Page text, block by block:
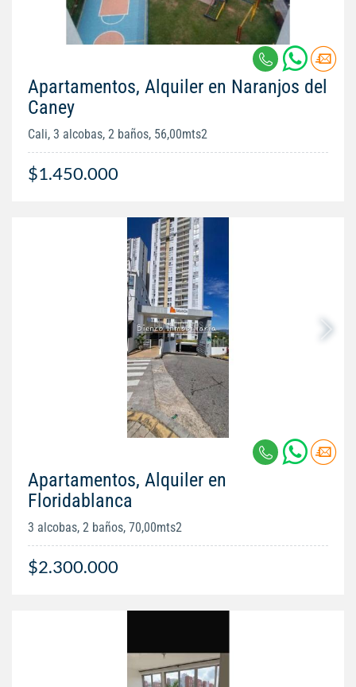
Apartamentos, Alquiler en Naranjos del
Caney
Cali, 3 alcobas, 2 baños, 56,00mts2
$1.450.000
Apartamentos, Alquiler en
Floridablanca
3 alcobas, 2 baños, 70,00mts2
$2.300.000